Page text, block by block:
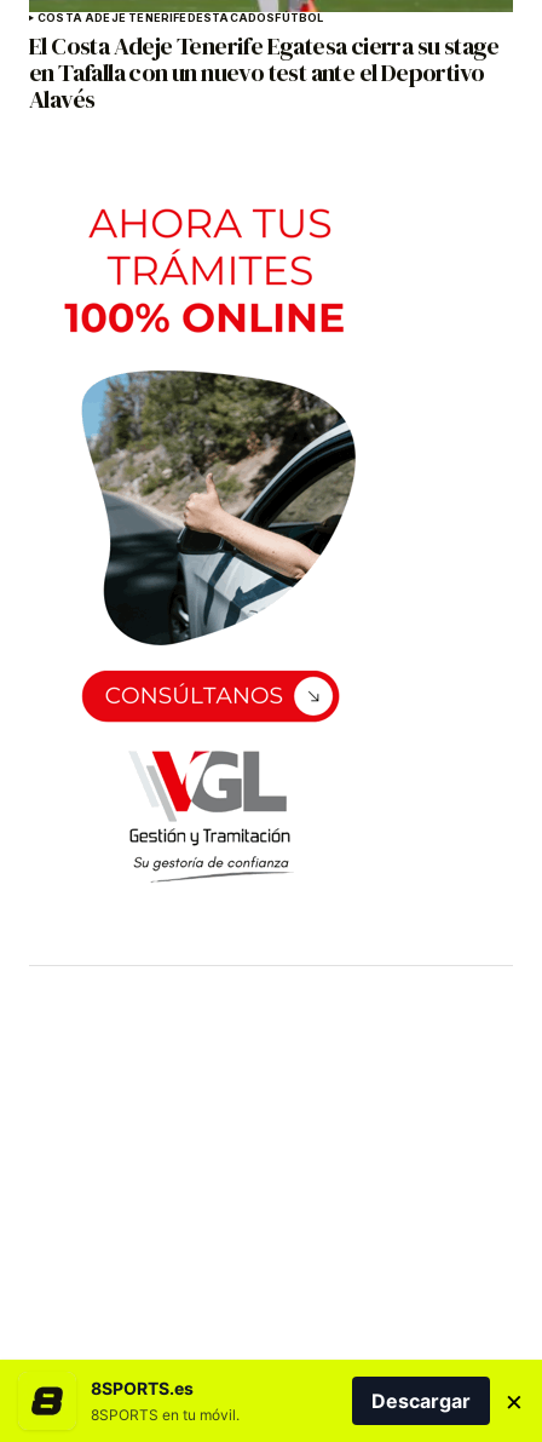
COSTA ADEJE TENERIFEDESTACADOSFÚTBOL
El Costa Adeje Tenerife Egatesa cierra su stage
en Tafalla con un nuevo test ante el Deportivo
Alavés
8SPORTS.es
8SPORTS en tu móvil.
Descargar ×